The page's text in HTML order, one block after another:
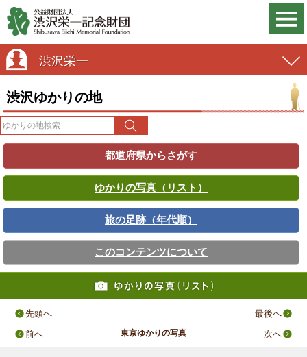
渋沢栄一
渋沢ゆかりの地
都道府県からさがす
ゆかりの写真（リスト）
旅の足跡（年代順）
このコンテンツについて
先頭へ
最後へ
前へ
東京ゆかりの写真 次へ